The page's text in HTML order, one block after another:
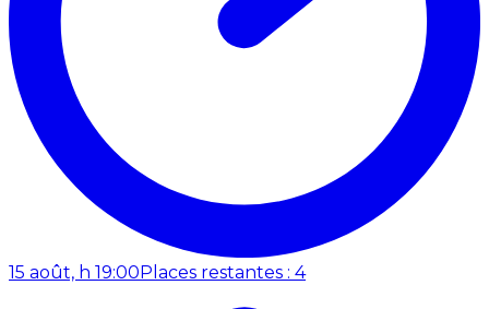
15 août, h 19:00 Places restantes : 4